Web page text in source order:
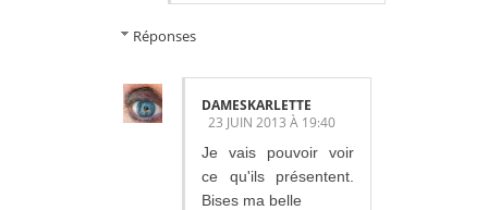
Réponses
DAMESKARLETTE
23 JUIN 2013 À 19:40
Je vais pouvoir voir
ce qu'ils présentent.
Bises ma belle